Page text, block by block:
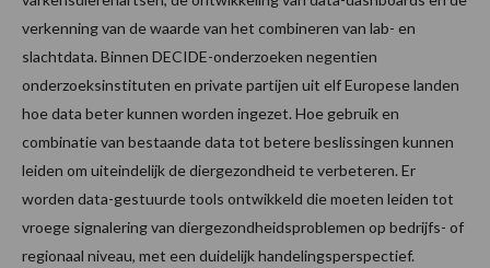
verkenning van de waarde van het combineren van lab- en
slachtdata. Binnen DECIDE-onderzoeken negentien
onderzoeksinstituten en private partijen uit elf Europese landen
hoe data beter kunnen worden ingezet. Hoe gebruik en
combinatie van bestaande data tot betere beslissingen kunnen
leiden om uiteindelijk de diergezondheid te verbeteren. Er
worden data-gestuurde tools ontwikkeld die moeten leiden tot
vroege signalering van diergezondheidsproblemen op bedrijfs- of
regionaal niveau, met een duidelijk handelingsperspectief.